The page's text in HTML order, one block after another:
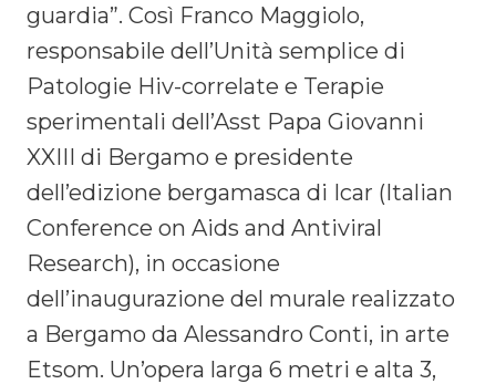
guardia”. Così Franco Maggiolo,
responsabile dell’Unità semplice di
Patologie Hiv-correlate e Terapie
sperimentali dell’Asst Papa Giovanni
XXIII di Bergamo e presidente
dell’edizione bergamasca di Icar (Italian
Conference on Aids and Antiviral
Research), in occasione
dell’inaugurazione del murale realizzato
a Bergamo da Alessandro Conti, in arte
Etsom. Un’opera larga 6 metri e alta 3,